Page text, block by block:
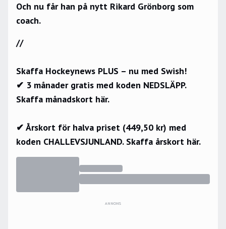
Och nu får han på nytt Rikard Grönborg som
coach.
//
Skaffa Hockeynews PLUS – nu med Swish!
✔ 3 månader gratis med koden NEDSLÄPP.
Skaffa månadskort här.
✔ Årskort för halva priset (449,50 kr) med
koden CHALLEVSJUNLAND. Skaffa årskort här.
ANNONS